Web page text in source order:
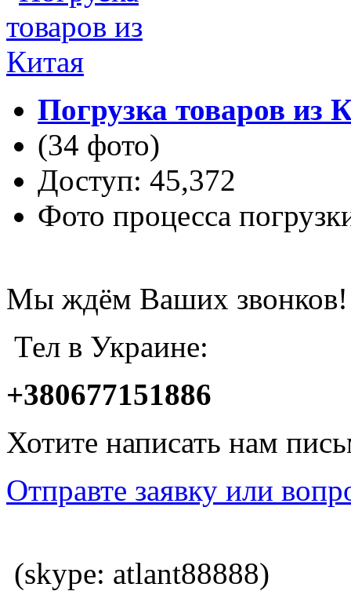
Погрузка товаров из
(34 фото)
Доступ: 45,372
Фото процесса
Мы ждём Ваших звонков!
Тел в Украине:
+380677151886
Хотите написать нам
Отправте заявку или
(skype: atlant88888)